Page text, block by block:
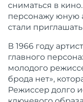
сниматься в
персонажу юную
стали
В 1966 году
главного
молодого
брода нет»,
Режиссер долго